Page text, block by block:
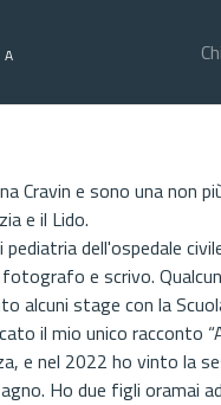
Cravin e sono una non
e il Lido.
dell'ospedale
e scrivo.
alcuni stage con la
il mio unico racconto
e nel 2022 ho vinto la
Ho due figli oramai